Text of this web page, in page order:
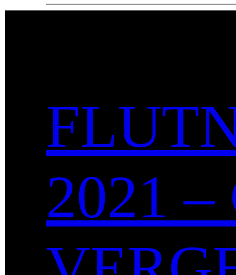
2021